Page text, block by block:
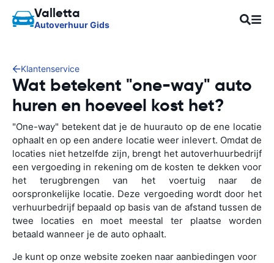
Valletta
Autoverhuur Gids
Klantenservice
Wat betekent "one-way" auto
huren en hoeveel kost het?
"One-way" betekent dat je de huurauto op de ene locatie
ophaalt en op een andere locatie weer inlevert. Omdat de
locaties niet hetzelfde zijn, brengt het autoverhuurbedrijf
een vergoeding in rekening om de kosten te dekken voor
het terugbrengen van het voertuig naar de
oorspronkelijke locatie. Deze vergoeding wordt door het
verhuurbedrijf bepaald op basis van de afstand tussen de
twee locaties en moet meestal ter plaatse worden
betaald wanneer je de auto ophaalt.
Je kunt op onze website zoeken naar aanbiedingen voor